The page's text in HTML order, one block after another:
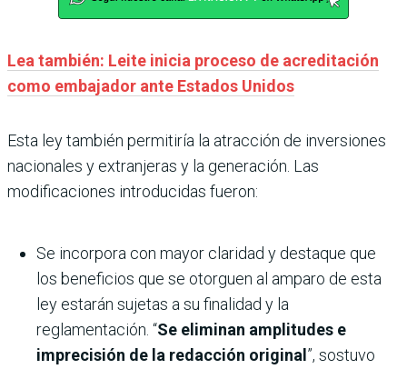
Lea también: Leite inicia proceso de acreditación
como embajador ante Estados Unidos
Esta ley también permitiría la atracción de inversiones
nacionales y extranjeras y la generación. Las
modificaciones introducidas fueron:
Se incorpora con mayor claridad y destaque que
los beneficios que se otorguen al amparo de esta
ley estarán sujetas a su finalidad y la
reglamentación. “Se eliminan amplitudes e
imprecisión de la redacción original ”, sostuvo